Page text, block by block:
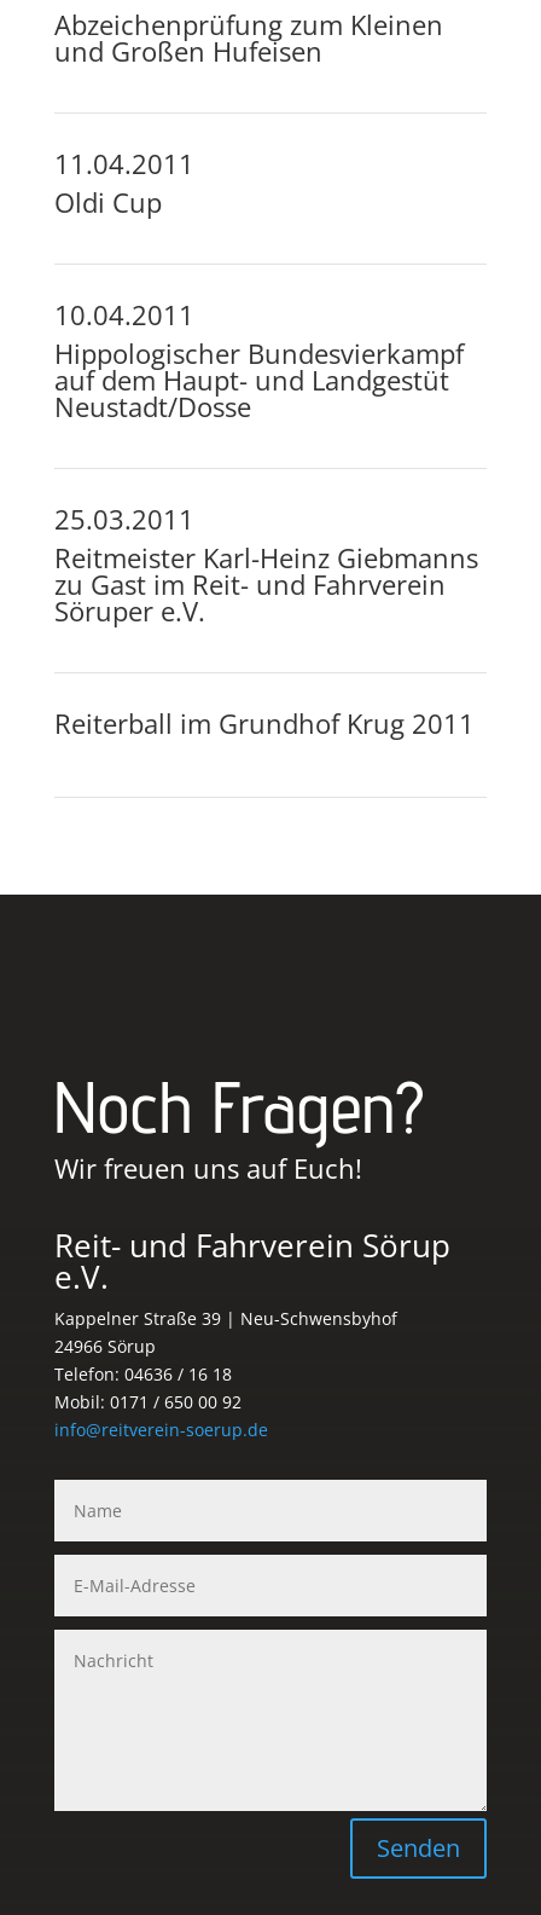
Abzeichenprüfung zum Kleinen
und Großen Hufeisen
11.04.2011
Oldi Cup
10.04.2011
Hippologischer Bundesvierkampf
auf dem Haupt- und Landgestüt
Neustadt/Dosse
25.03.2011
Reitmeister Karl-Heinz Giebmanns
zu Gast im Reit- und Fahrverein
Söruper e.V.
Reiterball im Grundhof Krug 2011
Noch Fragen?
Wir freuen uns auf Euch!
Reit- und Fahrverein Sörup
e.V.
Kappelner Straße 39 | Neu-Schwensbyhof
24966 Sörup
Telefon: 04636 / 16 18
Mobil: 0171 / 650 00 92
info@reitverein-soerup.de
Senden